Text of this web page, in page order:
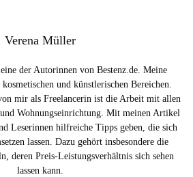
Verena Müller
der Autorinnen von Bestenz.de. Meine
und künstlerischen Bereichen.
mir als Freelancerin ist die Arbeit mit allen
Wohnungseinrichtung. Mit meinen Artikel
Leserinnen hilfreiche Tipps geben, die sich
lassen. Dazu gehört insbesondere die
deren Preis-Leistungsverhältnis sich sehen
lassen kann.